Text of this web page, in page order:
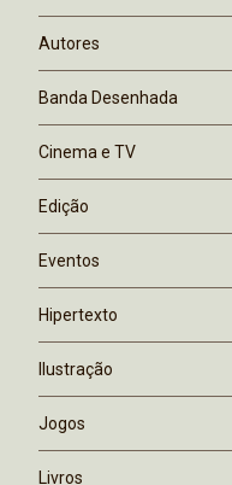
Autores
Banda Desenhada
Cinema e TV
Edição
Eventos
Hipertexto
Ilustração
Jogos
Livros